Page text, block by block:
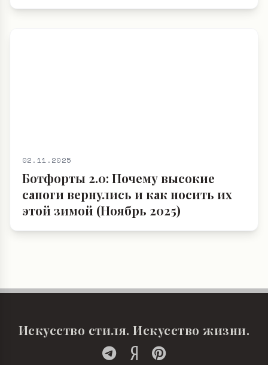
02.11.2025
Ботфорты 2.0: Почему высокие
сапоги вернулись и как носить их
этой зимой (Ноябрь 2025)
Искусство стиля. Искусство жизни.